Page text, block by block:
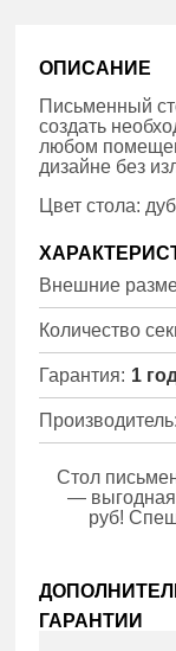
ОПИСАНИЕ
Письменный
создать
любом
дизайне без
Цвет стола:
Внешние
Количество
Гарантия: 1
Производитель:
Стол
— выгодная
руб!
ГАРАНТИИ